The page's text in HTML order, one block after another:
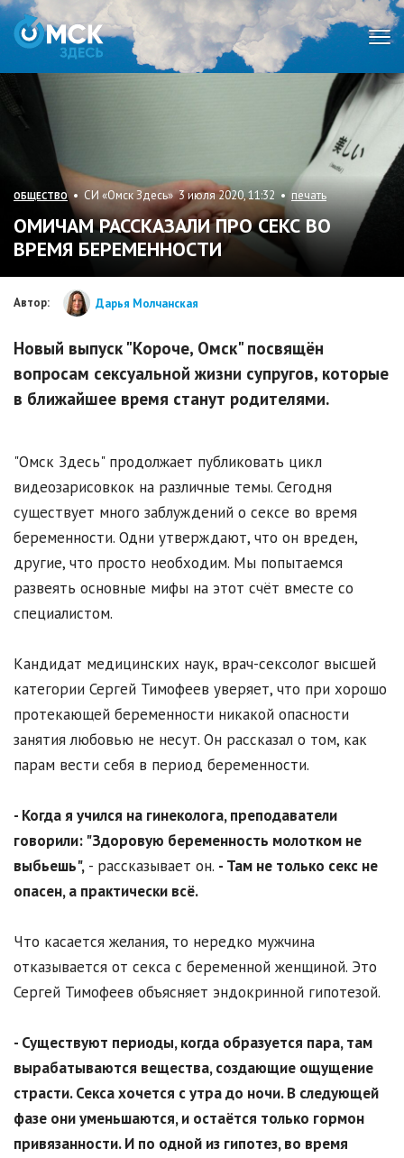
ОБЩЕСТВО• СИ «Омск Здесь» 3 июля 2020, 11:32 • печать
ОМИЧАМ РАССКАЗАЛИ ПРО СЕКС ВО
ВРЕМЯ БЕРЕМЕННОСТИ
Автор: Дарья Молчанская
Новый выпуск "Короче, Омск" посвящён
вопросам сексуальной жизни супругов, которые
в ближайшее время станут родителями.
"Омск Здесь" продолжает публиковать цикл
видеозарисовкок на различные темы. Сегодня
существует много заблуждений о сексе во время
беременности. Одни утверждают, что он вреден,
другие, что просто необходим. Мы попытаемся
развеять основные мифы на этот счёт вместе со
специалистом.
Кандидат медицинских наук, врач-сексолог высшей
категории Сергей Тимофеев уверяет, что при хорошо
протекающей беременности никакой опасности
занятия любовью не несут. Он рассказал о том, как
парам вести себя в период беременности.
- Когда я учился на гинеколога, преподаватели
говорили: "Здоровую беременность молотком не
выбьешь", - рассказывает он. - Там не только секс не
опасен, а практически всё.
Что касается желания, то нередко мужчина
отказывается от секса с беременной женщиной. Это
Сергей Тимофеев объясняет эндокринной гипотезой.
- Существуют периоды, когда образуется пара, там
вырабатываются вещества, создающие ощущение
страсти. Секса хочется с утра до ночи. В следующей
фазе они уменьшаются, и остаётся только гормон
привязанности. И по одной из гипотез, во время